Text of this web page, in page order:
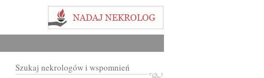
Szukaj nekrologów i wspomnień